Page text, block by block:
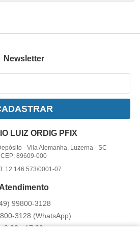
Newsletter
LUIZ ORDIG PFIX
-Vila Alemanha, Luzerna -SC
CEP: 89609-000
12.146.573/0001-07
Atendimento
99800-3128
3128 (WhatsApp)
8:00 - 17:00